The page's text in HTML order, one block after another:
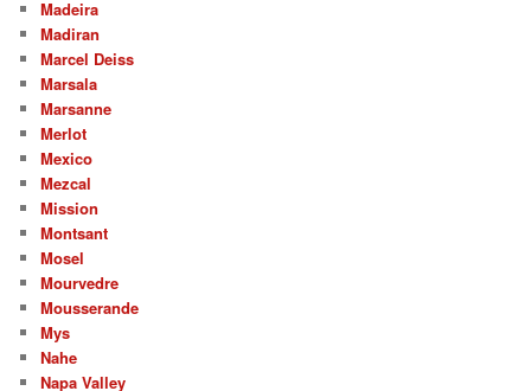
Madeira
Madiran
Marcel Deiss
Marsala
Marsanne
Merlot
Mexico
Mezcal
Mission
Montsant
Mosel
Mourvedre
Mousserande
Mys
Nahe
Napa Valley